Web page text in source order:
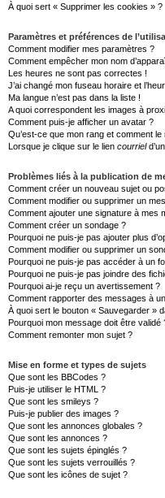
À quoi sert « Supprimer les cookies » ?
Paramètres et préférences de
Comment modifier mes paramètres ?
Comment empêcher mon nom
Les heures ne sont pas correctes !
J’ai changé mon fuseau horaire et
Ma langue n’est pas dans la liste !
A quoi correspondent les images à
Comment puis-je afficher un avatar ?
Qu’est-ce que mon rang et comment le
Lorsque je clique sur le lien courriel
Problèmes liés à la publication de
Comment créer un nouveau sujet ou
Comment modifier ou supprimer un
Comment ajouter une signature à mes
Comment créer un sondage ?
Pourquoi ne puis-je pas ajouter plus
Comment modifier ou supprimer un
Pourquoi ne puis-je pas accéder à un
Pourquoi ne puis-je pas joindre des
Pourquoi ai-je reçu un avertissement ?
Comment rapporter des messages à
À quoi sert le bouton « Sauvegarder »
Pourquoi mon message doit être validé
Comment remonter mon sujet ?
Mise en forme et types de sujets
Que sont les BBCodes ?
Puis-je utiliser le HTML ?
Que sont les smileys ?
Puis-je publier des images ?
Que sont les annonces globales ?
Que sont les annonces ?
Que sont les sujets épinglés ?
Que sont les sujets verrouillés ?
Que sont les icônes de sujet ?